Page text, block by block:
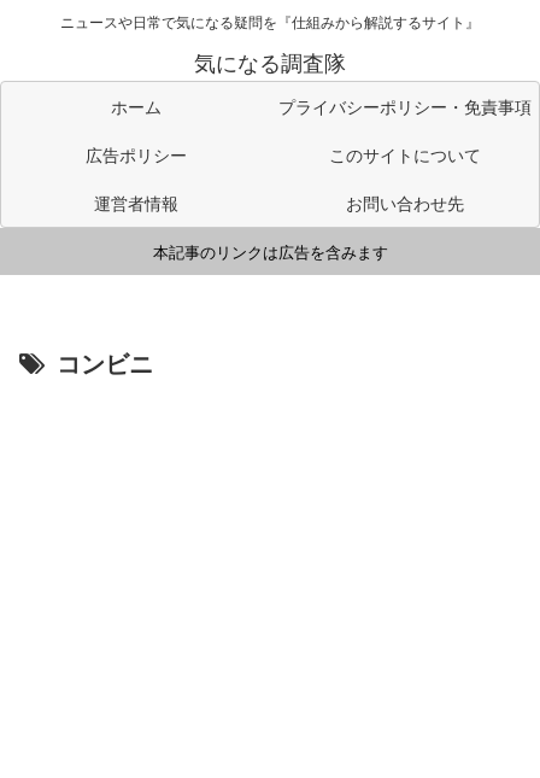
ニュースや日常で気になる疑問を『仕組みから解説するサイト』
気になる調査隊
ホーム
プライバシーポリシー・免責事項
広告ポリシー
このサイトについて
運営者情報
お問い合わせ先
本記事のリンクは広告を含みます
コンビニ